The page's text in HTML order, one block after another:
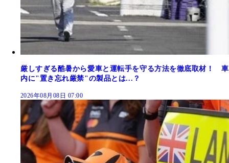
厳しすぎる酷暑から愛車と運転手を守る方法を徹底取材！ 車
内に"置き忘れ厳禁"の製品とは...？
2026年08月08日 07:00